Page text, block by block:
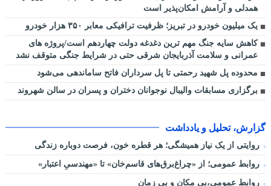
همدلی و آرامش امکان‌پذیر است
یک میلیون خودرو در تبریز؛ ظرفیت ترافیکی معابر ۳۵۰ هزار خودرو
کاهش سایه جنگ مهم ‌ترین دغدغه دولت چهاردهم است/پروژه ‌های
عمرانی و سلامت آذربایجان شرقی حتی در شرایط جنگی متوقف نشد
محدوده پل شهید رحمتی تا پل سرداران فاتح ساماندهی می‌شود
برگزاری مسابقات والیبال نوجوانان دختران و پسران در سالن شهروند
گزارش، تحلیل و یادداشت
روایتی از یک نیاز همیشگی؛ هر قطره خون، فرصت دوباره زندگی
روابط عمومی؛ از «چراغ‌برق‌های قاسم‌خان» تا «مهندسیِ اعتبار»
روابط عمومی،بی مکان و بی زمان